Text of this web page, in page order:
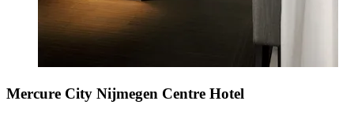
Mercure City Nijmegen Centre Hotel